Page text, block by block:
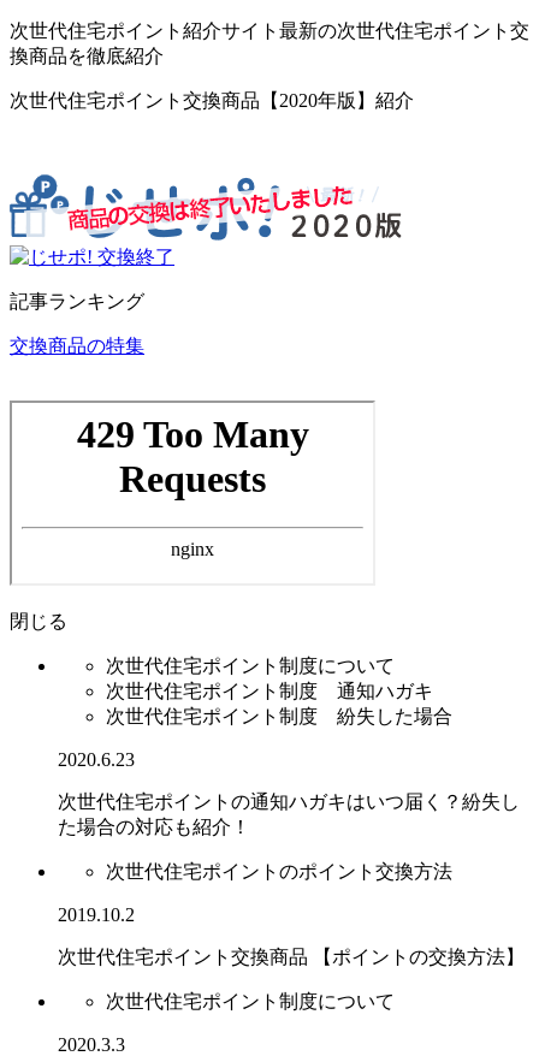
次世代住宅ポイント紹介サイト最新の次世代住宅ポイント交
換商品を徹底紹介
次世代住宅ポイント交換商品【2020年版】紹介
記事ランキング
交換商品の特集
閉じる
次世代住宅ポイント制度について
次世代住宅ポイント制度 通知ハガキ
次世代住宅ポイント制度 紛失した場合
2020.6.23
次世代住宅ポイントの通知ハガキはいつ届く？紛失し
た場合の対応も紹介！
次世代住宅ポイントのポイント交換方法
2019.10.2
次世代住宅ポイント交換商品 【ポイントの交換方法】
次世代住宅ポイント制度について
2020.3.3